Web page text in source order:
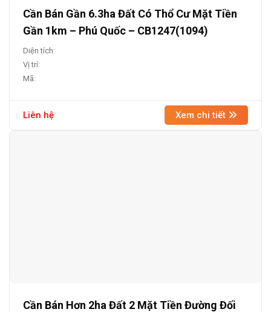
Cần Bán Gần 6.3ha Đất Có Thổ Cư Mặt Tiền
Gần 1km – Phú Quốc – CB1247(1094)
Diện tích:
Vị trí:
Mã:
Liên hệ Xem chi tiết
Cần Bán Hơn 2ha Đất 2 Mặt Tiền Đường Đối